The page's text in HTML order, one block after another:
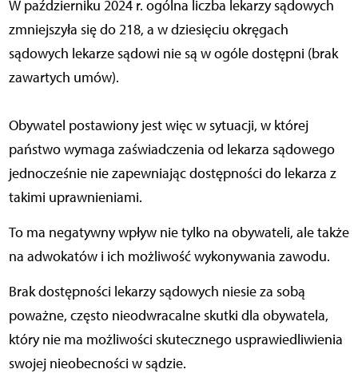
W październiku 2024 r. ogólna liczba lekarzy sądowych
zmniejszyła się do 218, a w dziesięciu okręgach
sądowych lekarze sądowi nie są w ogóle dostępni (brak
zawartych umów).
Obywatel postawiony jest więc w sytuacji, w której
państwo wymaga zaświadczenia od lekarza sądowego
jednocześnie nie zapewniając dostępności do lekarza z
takimi uprawnieniami.
To ma negatywny wpływ nie tylko na obywateli, ale także
na adwokatów i ich możliwość wykonywania zawodu.
Brak dostępności lekarzy sądowych niesie za sobą
poważne, często nieodwracalne skutki dla obywatela,
który nie ma możliwości skutecznego usprawiedliwienia
swojej nieobecności w sądzie.